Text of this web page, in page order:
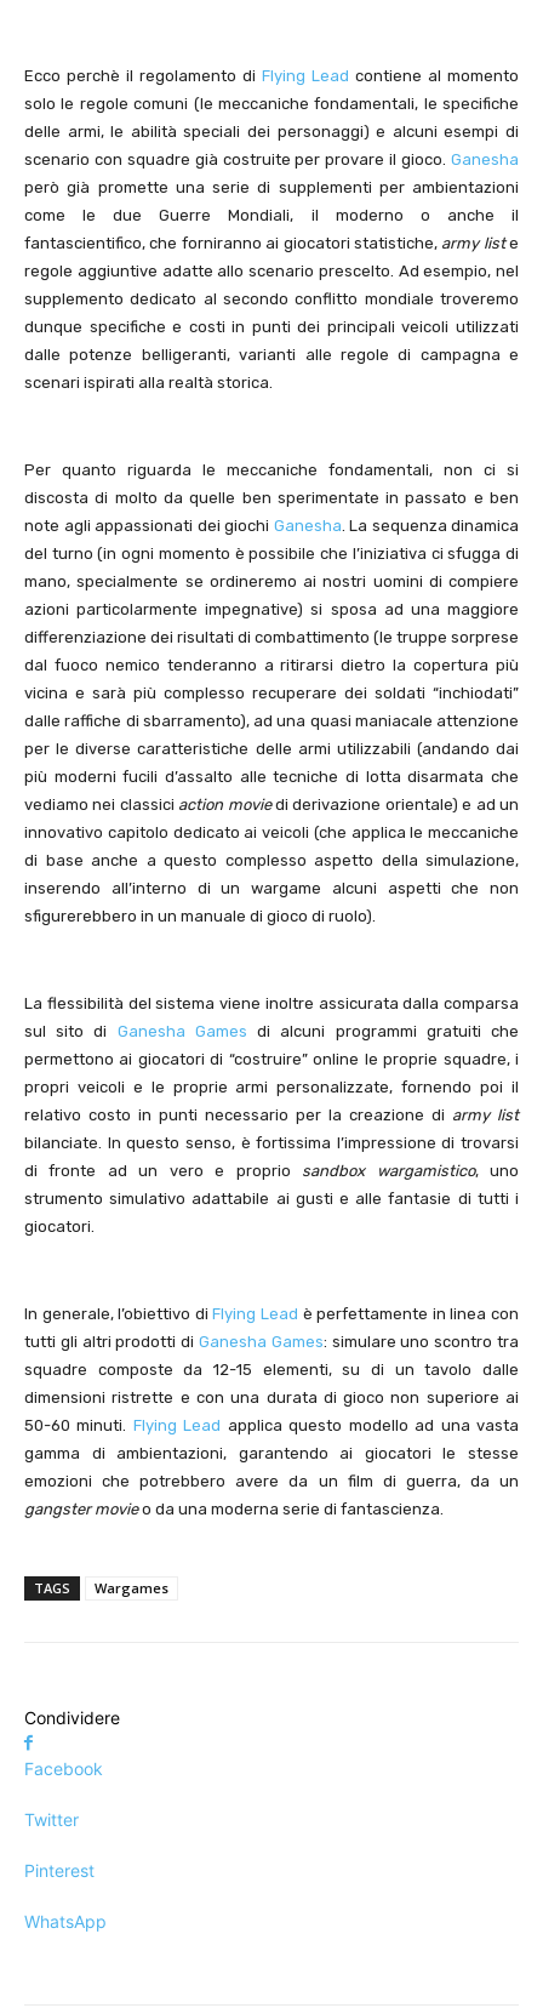
Ecco perchè il regolamento di Flying Lead contiene al momento
solo le regole comuni (le meccaniche fondamentali, le specifiche
delle armi, le abilità speciali dei personaggi) e alcuni esempi di
scenario con squadre già costruite per provare il gioco. Ganesha
però già promette una serie di supplementi per ambientazioni
come le due Guerre Mondiali, il moderno o anche il
fantascientifico, che forniranno ai giocatori statistiche, army liste
regole aggiuntive adatte allo scenario prescelto. Ad esempio, nel
supplemento dedicato al secondo conflitto mondiale troveremo
dunque specifiche e costi in punti dei principali veicoli utilizzati
dalle potenze belligeranti, varianti alle regole di campagna e
scenari ispirati alla realtà storica.
Per quanto riguarda le meccaniche fondamentali, non ci si
discosta di molto da quelle ben sperimentate in passato e ben
note agli appassionati dei giochi Ganesha. La sequenza dinamica
del turno (in ogni momento è possibile che l’iniziativa ci sfugga di
mano, specialmente se ordineremo ai nostri uomini di compiere
azioni particolarmente impegnative) si sposa ad una maggiore
differenziazione dei risultati di combattimento (le truppe sorprese
dal fuoco nemico tenderanno a ritirarsi dietro la copertura più
vicina e sarà più complesso recuperare dei soldati “inchiodati”
dalle raffiche di sbarramento), ad una quasi maniacale attenzione
per le diverse caratteristiche delle armi utilizzabili (andando dai
più moderni fucili d’assalto alle tecniche di lotta disarmata che
vediamo nei classici action moviedi derivazione orientale) e ad un
innovativo capitolo dedicato ai veicoli (che applica le meccaniche
di base anche a questo complesso aspetto della simulazione,
inserendo all’interno di un wargame alcuni aspetti che non
sfigurerebbero in un manuale di gioco di ruolo).
La flessibilità del sistema viene inoltre assicurata dalla comparsa
sul sito di Ganesha Games di alcuni programmi gratuiti che
permettono ai giocatori di “costruire” online le proprie squadre, i
propri veicoli e le proprie armi personalizzate, fornendo poi il
relativo costo in punti necessario per la creazione di army list
bilanciate. In questo senso, è fortissima l’impressione di trovarsi
di fronte ad un vero e proprio sandbox wargamistico, uno
strumento simulativo adattabile ai gusti e alle fantasie di tutti i
giocatori.
In generale, l’obiettivo diFlying Lead è perfettamente in linea con
tutti gli altri prodotti di Ganesha Games: simulare uno scontro tra
squadre composte da 12-15 elementi, su di un tavolo dalle
dimensioni ristrette e con una durata di gioco non superiore ai
50-60 minuti. Flying Lead applica questo modello ad una vasta
gamma di ambientazioni, garantendo ai giocatori le stesse
emozioni che potrebbero avere da un film di guerra, da un
gangster movieo da una moderna serie di fantascienza.
TAGS Wargames
Condividere
Facebook
Twitter
Pinterest
WhatsApp